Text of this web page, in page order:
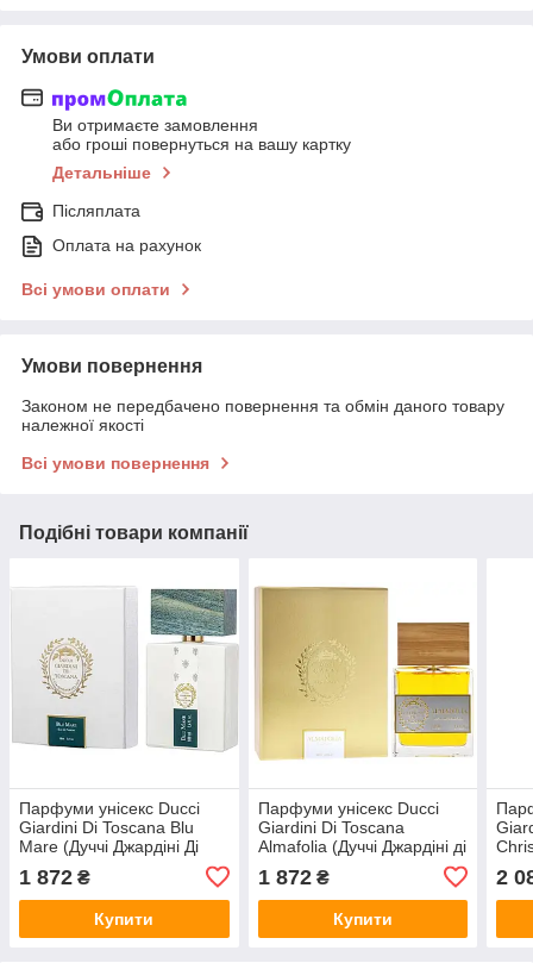
Умови оплати
Ви отримаєте замовлення
або гроші повернуться на вашу картку
Детальніше
Післяплата
Оплата на рахунок
Всі умови оплати
Умови повернення
Законом не передбачено повернення та обмін даного товару
належної якості
Всі умови повернення
Подібні товари компанії
Парфуми унісекс Ducci
Giardini Di Toscana Blu
Mare (Дуччі Джардіні Ді
Тоскана Блакитне море)
Парфумована вода 100
ml/мл
1 872 ₴
Купити
Парфуми унісекс Ducci
Giardini Di Toscana
Almafolia (Дуччі Джардіні ді
Парфумована вода 100
ml/мл
1 872₴
Купити
ml/
2